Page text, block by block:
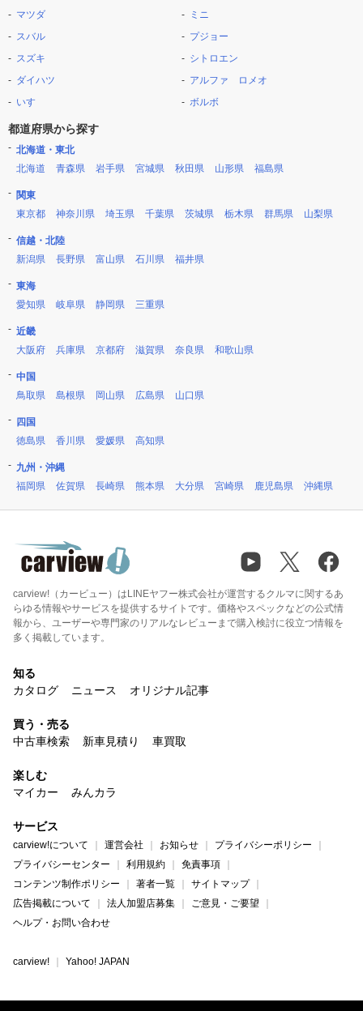
マツダ
スバル
スズキ
ダイハツ
いすゞ
ミニ
プジョー
シトロエン
アルファ ロメオ
ボルボ
都道府県から探す
北海道・東北
北海道
青森県 岩手県 宮城県 秋田県 山形県 福島県
関東
東京都
神奈川県 埼玉県 千葉県 茨城県 栃木県 群馬県 山梨県
信越・北陸
新潟県
長野県 富山県 石川県 福井県
東海
愛知県
岐阜県 静岡県 三重県
近畿
大阪府
兵庫県 京都府 滋賀県 奈良県 和歌山県
中国
鳥取県
島根県 岡山県 広島県 山口県
四国
徳島県
香川県 愛媛県 高知県
九州・沖縄
福岡県
佐賀県 長崎県 熊本県 大分県 宮崎県 鹿児島県 沖縄県
carview!（カービュー）はLINEヤフー株式会社が運営するクルマに関するあ
らゆる情報やサービスを提供するサイトです。価格やスペックなどの公式情
報から、ユーザーや専門家のリアルなレビューまで購入検討に役立つ情報を
多く掲載しています。
知る
カタログ
ニュース オリジナル記事
買う・売る
中古車検索
新車見積り 車買取
楽しむ
マイカー
みんカラ
サービス
carview!について 運営会社 お知らせ
プライバシーポリシー
プライバシーセンター
利用規約
免責事項
コンテンツ制作ポリシー
著者一覧
サイトマップ
広告掲載について
法人加盟店募集
ご意見・ご要望
ヘルプ・お問い合わせ
carview! Yahoo! JAPAN